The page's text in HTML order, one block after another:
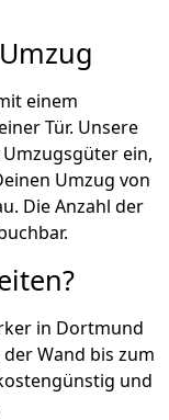
einem
Tür. Unsere
ein,
Umzug von
Die Anzahl der
in Dortmund
der Wand bis zum
und